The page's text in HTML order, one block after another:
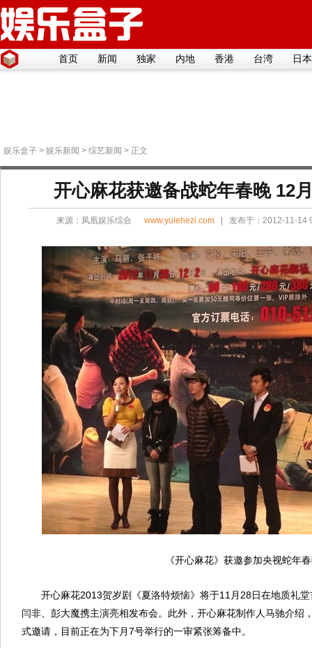
首页 新闻 独家 内地 香港 台湾 日本
娱乐盒子 > 娱乐新闻 > 综艺新闻 > 正文
开心麻花获邀备战蛇年春晚 12
来源： 凤凰娱乐综合 www.yulehezi.com| 发布于：2012-11-14
《开心麻花》获邀参加央视蛇年
开心麻花2013贺岁剧《夏洛特烦恼》将于11月28日在地质礼
闫非、彭大魔携主演亮相发布会。此外，开心麻花制作人马驰介绍
式邀请，目前正在为下月7号举行的一审紧张筹备中。